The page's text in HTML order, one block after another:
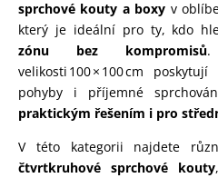
sprchové kouty a boxy v
který je ideální pro ty, kdo
zónu bez kompromisů.
velikosti 100 × 100 cm
pohyby i příjemné
praktickým řešením i pro
V této kategorii najdete
čtvrtkruhové sprchové kouty